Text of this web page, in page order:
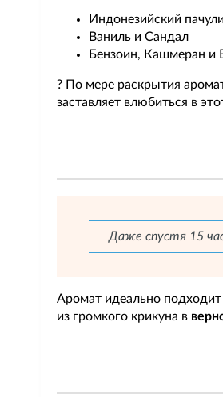
Индонезийский пачули
Ваниль и Сандал
Бензоин, Кашмеран и
? По мере раскрытия
заставляет влюбиться в
Даже спустя 15
Аромат идеально подходит
из громкого крикуна в